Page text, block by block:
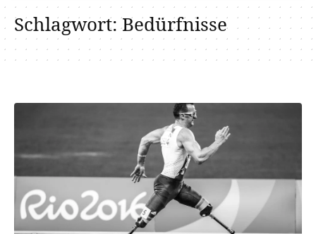
Schlagwort:Bedürfnisse